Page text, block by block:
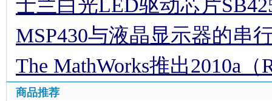
士兰白光LED驱动芯片
MSP430与液晶显示器的串
The MathWorks推出2010a
商品推荐